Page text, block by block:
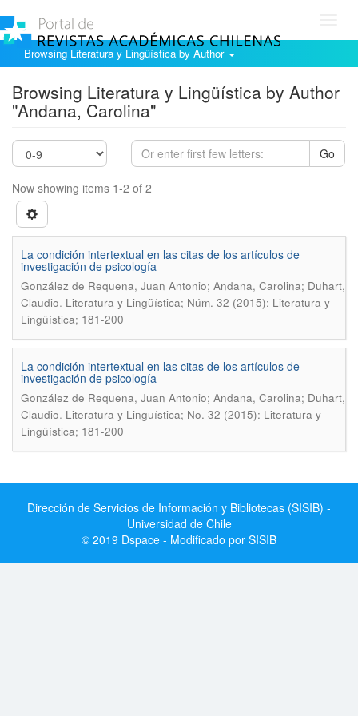
Browsing Literatura y Lingüística by Author
Browsing Literatura y Lingüística by Author
"Andana, Carolina"
Go
Now showing items 1-2 of 2
La condición intertextual en las citas de los artículos de
investigación de psicología
González de Requena, Juan Antonio; Andana, Carolina; Duhart,
Claudio. Literatura y Lingüística; Núm. 32 (2015): Literatura y
Lingüística; 181-200
La condición intertextual en las citas de los artí­culos de
investigación de psicologí­a
González de Requena, Juan Antonio; Andana, Carolina; Duhart,
Claudio. Literatura y Linguí­stica; No. 32 (2015): Literatura y
Lingüística; 181-200
Dirección de Servicios de Información y Bibliotecas (SISIB) -
Universidad de Chile
© 2019 Dspace - Modificado por SISIB